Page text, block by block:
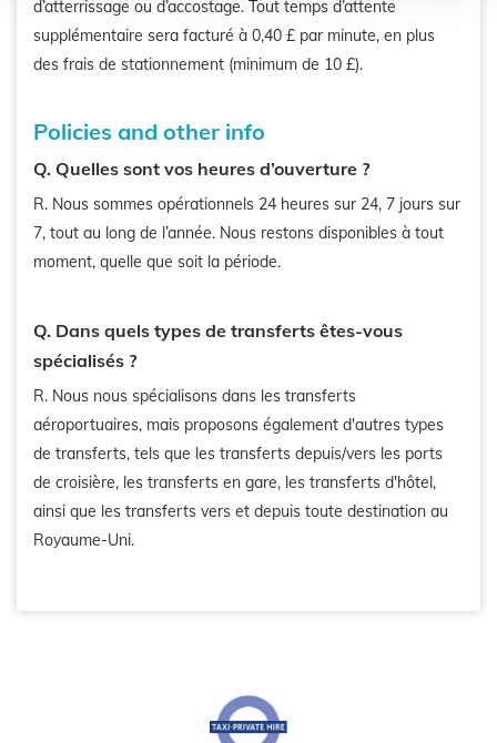
d’atterrissage ou d’accostage. Tout temps d’attente
supplémentaire sera facturé à 0,40 £ par minute, en plus
des frais de stationnement (minimum de 10 £).
Policies and other info
Q. Quelles sont vos heures d’ouverture ?
R. Nous sommes opérationnels 24 heures sur 24, 7 jours sur
7, tout au long de l’année. Nous restons disponibles à tout
moment, quelle que soit la période.
Q. Dans quels types de transferts êtes-vous
spécialisés ?
R. Nous nous spécialisons dans les transferts
aéroportuaires, mais proposons également d'autres types
de transferts, tels que les transferts depuis/vers les ports
de croisière, les transferts en gare, les transferts d'hôtel,
ainsi que les transferts vers et depuis toute destination au
Royaume-Uni.